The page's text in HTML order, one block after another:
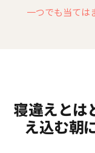
一つでも当ては
寝違えと
え込む朝